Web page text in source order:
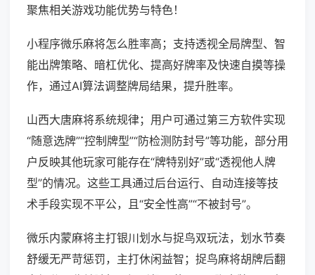
聚焦相关游戏功能优势与特色！
小程序微乐麻将怎么胜率高；支持透视全局牌型、智
能出牌策略、暗杠优化、提高好牌率及快速自摸等操
作，通过AI算法调整牌局结果，提升胜率。
山西大唐麻将系统规律；用户可通过第三方软件实现
“随意选牌”“控制牌型”“防检测防封号”等功能，部分用
户反映其他玩家可能存在“牌特别好”或“透视他人牌
型”的情况。这些工具通过后台运行、自动连接等技
术手段实现不平公，且“安全性高”“不被封号”。
微乐内蒙麻将主打银川划水与捉鸟双玩法，划水节奏
舒缓无严苛惩罚，主打休闲益智；捉鸟麻将胡牌后翻